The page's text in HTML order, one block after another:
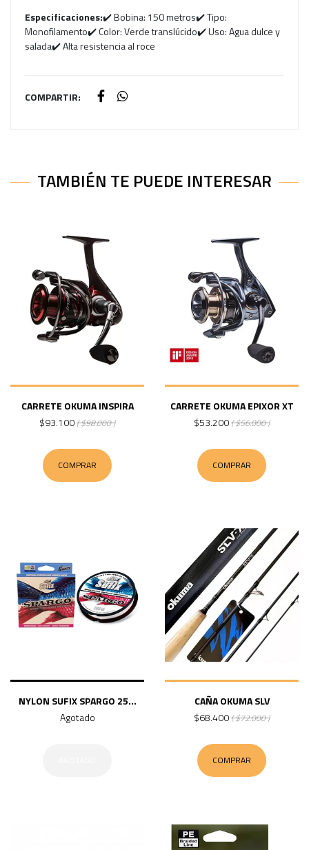
Especificaciones:✔️ Bobina: 150 metros✔️ Tipo:
Monofilamento✔️ Color: Verde translúcido✔️ Uso: Agua dulce y
salada✔️ Alta resistencia al roce
COMPARTIR:
TAMBIÉN TE PUEDE INTERESAR
CARRETE OKUMA INSPIRA
$93.100( $98.000 )
COMPRAR
CARRETE OKUMA EPIXOR XT
$53.200( $56.000 )
COMPRAR
NYLON SUFIX SPARGO 25...
Agotado
CAÑA OKUMA SLV
$68.400( $72.000 )
COMPRAR